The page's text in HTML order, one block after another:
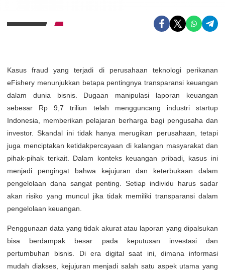
Kasus fraud yang terjadi di perusahaan teknologi perikanan
eFishery menunjukkan betapa pentingnya transparansi keuangan
dalam dunia bisnis. Dugaan manipulasi laporan keuangan
sebesar Rp 9,7 triliun telah mengguncang industri startup
Indonesia, memberikan pelajaran berharga bagi pengusaha dan
investor. Skandal ini tidak hanya merugikan perusahaan, tetapi
juga menciptakan ketidakpercayaan di kalangan masyarakat dan
pihak-pihak terkait. Dalam konteks keuangan pribadi, kasus ini
menjadi pengingat bahwa kejujuran dan keterbukaan dalam
pengelolaan dana sangat penting. Setiap individu harus sadar
akan risiko yang muncul jika tidak memiliki transparansi dalam
pengelolaan keuangan.
Penggunaan data yang tidak akurat atau laporan yang dipalsukan
bisa berdampak besar pada keputusan investasi dan
pertumbuhan bisnis. Di era digital saat ini, dimana informasi
mudah diakses, kejujuran menjadi salah satu aspek utama yang